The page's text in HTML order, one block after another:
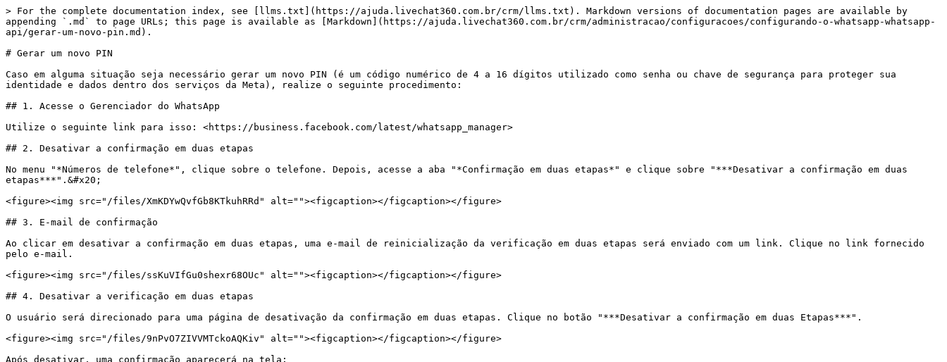
> For the complete documentation index, see [llms.txt](https://ajuda.livechat360.com.br/crm/llms.txt). Markdown versions of documentation pages are available by
appending `.md` to page URLs; this page is available as [Markdown](https://ajuda.livechat360.com.br/crm/administracao/configuracoes/configurando-o-whatsapp-whatsapp-
api/gerar-um-novo-pin.md).
# Gerar um novo PIN
Caso em alguma situação seja necessário gerar um novo PIN (é um código numérico de 4 a 16 dígitos utilizado como senha ou chave de segurança para proteger sua
identidade e dados dentro dos serviços da Meta), realize o seguinte procedimento:
## 1. Acesse o Gerenciador do WhatsApp
Utilize o seguinte link para isso: <https://business.facebook.com/latest/whatsapp_manager>
## 2. Desativar a confirmação em duas etapas
No menu "*Números de telefone*", clique sobre o telefone. Depois, acesse a aba "*Confirmação em duas etapas*" e clique sobre "***Desativar a confirmação em duas
etapas***".&#x20;
<figure><img src="/files/XmKDYwQvfGb8KTkuhRRd" alt=""><figcaption></figcaption></figure>
## 3. E-mail de confirmação
Ao clicar em desativar a confirmação em duas etapas, uma e-mail de reinicialização da verificação em duas etapas será enviado com um link. Clique no link fornecido
pelo e-mail.
<figure><img src="/files/ssKuVIfGu0shexr68OUc" alt=""><figcaption></figcaption></figure>
## 4. Desativar a verificação em duas etapas
O usuário será direcionado para uma página de desativação da confirmação em duas etapas. Clique no botão "***Desativar a confirmação em duas Etapas***".
<figure><img src="/files/9nPvO7ZIVVMTckoAQKiv" alt=""><figcaption></figcaption></figure>
Após desativar, uma confirmação aparecerá na tela: